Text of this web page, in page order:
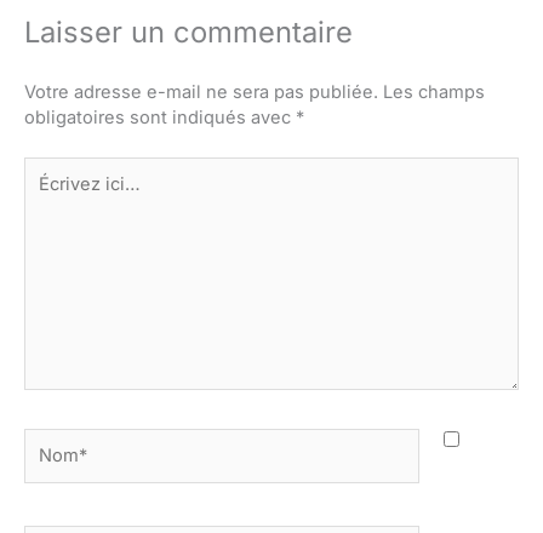
Laisser un commentaire
Votre adresse e-mail ne sera pas publiée. Les champs
obligatoires sont indiqués avec *
Écrivez
ici…